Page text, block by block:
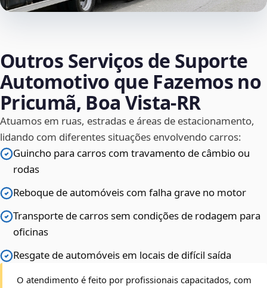
Outros Serviços de Suporte
Automotivo que Fazemos no
Pricumã, Boa Vista‑RR
Atuamos em ruas, estradas e áreas de estacionamento,
lidando com diferentes situações envolvendo carros:
Guincho para carros com travamento de câmbio ou
rodas
Reboque de automóveis com falha grave no motor
Transporte de carros sem condições de rodagem para
oficinas
Resgate de automóveis em locais de difícil saída
O atendimento é feito por profissionais capacitados, com